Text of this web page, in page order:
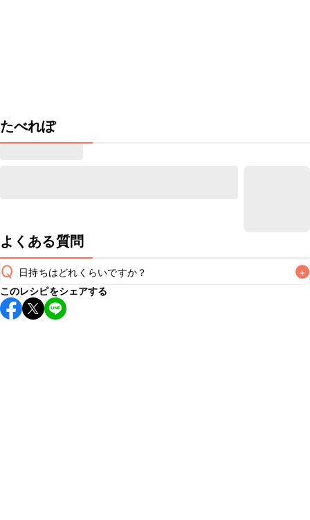
たべれぽ
よくある質問
Q 日持ちはどれくらいですか？ +
保存期間は冷蔵で当日中が目安です。なるべくお早めにお召
し上がりください。
このレシピをシェアする